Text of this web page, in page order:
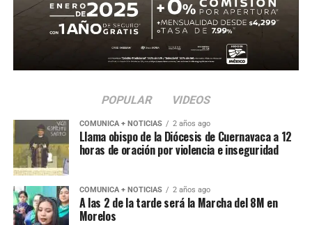
POPULAR VIDEOS
COMUNICA + NOTICIAS 2 años ago
Llama obispo de la Diócesis de Cuernavaca a 12
horas de oración por violencia e inseguridad
COMUNICA + NOTICIAS 2 años ago
A las 2 de la tarde será la Marcha del 8M en
Morelos